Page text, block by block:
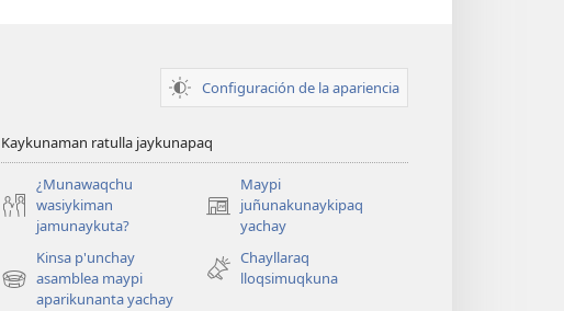
Configuración de la apariencia
Kaykunaman ratulla jaykunapaq
¿Munawaqchu
wasiykiman
jamunaykuta?
Maypi
juñunakunaykipaq
yachay
(abre
nueva
ventana)
Kinsa p'unchay
asamblea maypi
aparikunanta yachay
(abre
Chayllaraq
lloqsimuqkuna